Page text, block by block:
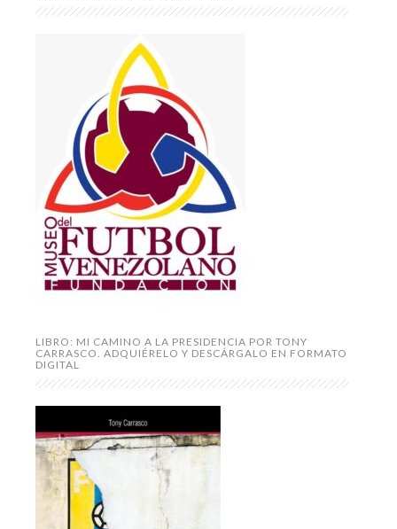
LIBRO: MI CAMINO A LA PRESIDENCIA POR TONY
CARRASCO. ADQUIÉRELO Y DESCÁRGALO EN FORMATO
DIGITAL